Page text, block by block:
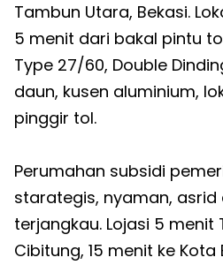
Tambun Utara, Bekasi.
5 menit dari bakal pintu
Type 27/60, Double
daun, kusen aluminium,
pinggir tol.
Perumahan subsidi
starategis, nyaman, asrid
terjangkau. Lojasi 5 menit
Cibitung, 15 menit ke